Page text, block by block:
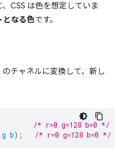
CSS は色を想定していま
となる色です。
チャネルに変換して、新し
/* r=0 g=128 b=0 */
g b); /* r=0 g=128 b=0 */